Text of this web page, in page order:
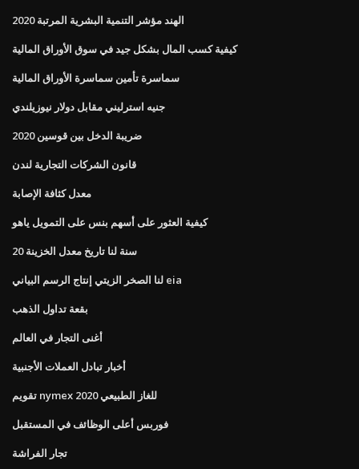
الهند مؤشر التنمية البشرية المرتبة 2020
كيفية كسب المال بشكل جيد في سوق الأوراق المالية
سماسرة تأمين سماسرة الأوراق المالية
جنيه استرليني مقابل دولار نيوزيلندي
ضريبة الدخل بين قوسين 2020
قانون الشركات التجارية لندن
معدل كثافة الإصابة
كيفية العثور على أسهم بنس على التمويل ياهو
20 سنة لنا تاريخ معدل الخزينة
لنا الصخر الزيتي إنتاج الرسم البياني eia
بقعة تداول الذهب
أغنى التجار في العالم
أخبار تبادل العملات الأجنبية
تقويم nymex للغاز الطبيعي 2020
فوربس أعلى الوظائف في المستقبل
تجار الفراشة